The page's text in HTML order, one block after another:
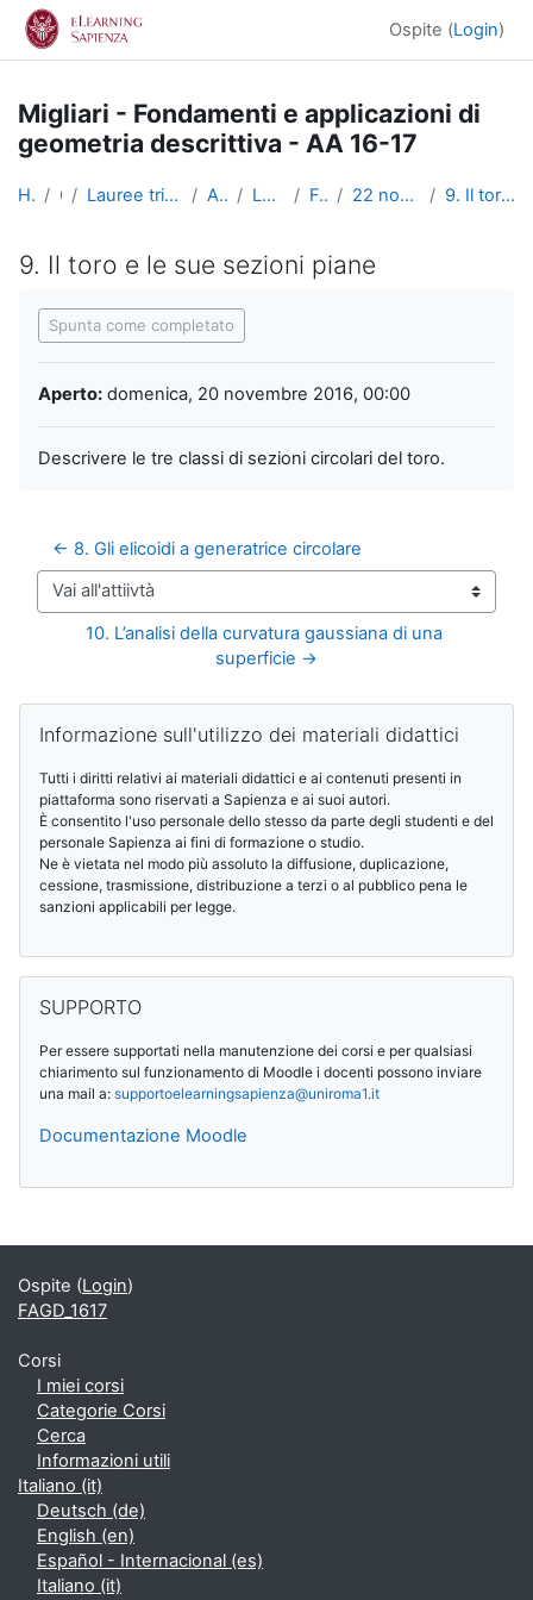
Vai al contenuto principale
Ospite (Login)
Migliari - Fondamenti e applicazioni di
geometria descrittiva - AA 16-17
Home Corsi Lauree triennali, magistrali, a ciclo unico Architettura Lauree Triennali FAGD_1617 22 novembre - 28 novembre 9. Il toro e le sue sezioni piane
9. Il toro e le sue sezioni piane
Spunta come completato
Aperto: domenica, 20 novembre 2016, 00:00
Descrivere le tre classi di sezioni circolari del toro.
← 8. Gli elicoidi a generatrice circolare
Vai all'attiivtà
10. L’analisi della curvatura gaussiana di una
superficie →
Blocchi
Informazione sull'utilizzo dei materiali didattici
Tutti i diritti relativi ai materiali didattici e ai contenuti presenti in
piattaforma sono riservati a Sapienza e ai suoi autori.
È consentito l'uso personale dello stesso da parte degli studenti e del
personale Sapienza ai fini di formazione o studio.
Ne è vietata nel modo più assoluto la diffusione, duplicazione,
cessione, trasmissione, distribuzione a terzi o al pubblico pena le
sanzioni applicabili per legge.
SUPPORTO
Per essere supportati nella manutenzione dei corsi e per qualsiasi
chiarimento sul funzionamento di Moodle i docenti possono inviare
una mail a: supportoelearningsapienza@uniroma1.it
Documentazione Moodle
Blocchi supplementari
Ospite (Login)
FAGD_1617
Corsi
I miei corsi
Categorie Corsi
Cerca
Informazioni utili
Italiano ‎(it)‎
Deutsch ‎(de)‎
English ‎(en)‎
Español - Internacional ‎(es)‎
Italiano ‎(it)‎